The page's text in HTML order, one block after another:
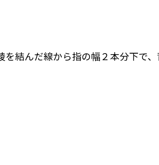
を結んだ線から指の幅２本分下で